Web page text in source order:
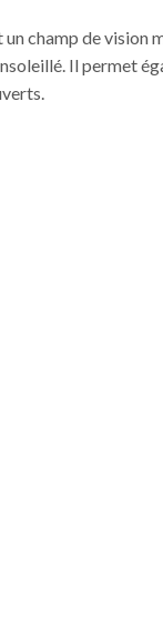
champ de vision
Il permet